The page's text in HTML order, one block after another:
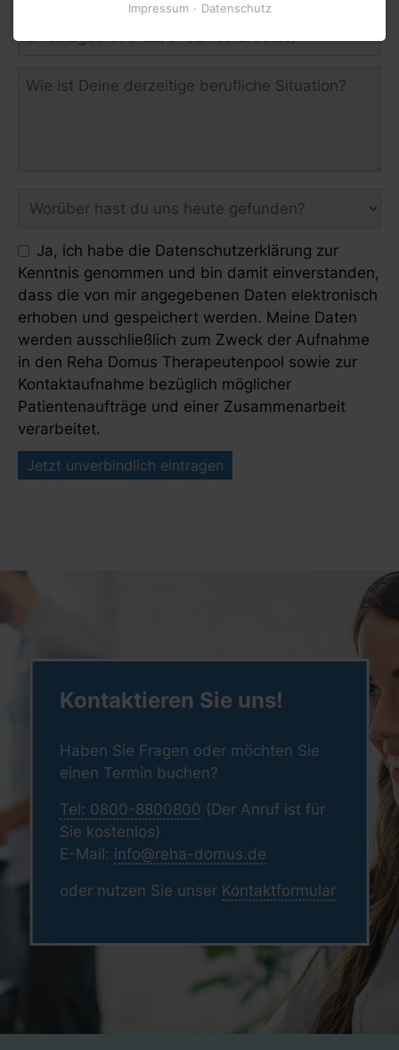
Ja, ich habe die Datenschutzerklärung zur
Kenntnis genommen und bin damit einverstanden,
dass die von mir angegebenen Daten elektronisch
erhoben und gespeichert werden. Meine Daten
werden ausschließlich zum Zweck der Aufnahme
in den Reha Domus Therapeutenpool sowie zur
Kontaktaufnahme bezüglich möglicher
Patientenaufträge und einer Zusammenarbeit
verarbeitet.
Jetzt unverbindlich eintragen
Kontaktieren Sie uns!
Haben Sie Fragen oder möchten Sie
einen Termin buchen?
Tel: 0800-8800800 (Der Anruf ist für
Sie kostenlos)
E-Mail: info@reha-domus.de
oder nutzen Sie unser Kontaktformular
Impressum Datenschutz